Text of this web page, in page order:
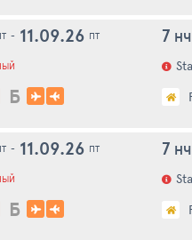
- 11.09.26 ПТ
Б
7 НЧ
- 11.09.26 ПТ
Б
7 НЧ